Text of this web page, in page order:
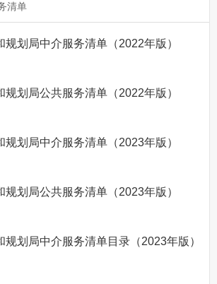
清单
规划局中介服务清单（2022年版）
规划局公共服务清单（2022年版）
规划局中介服务清单（2023年版）
规划局公共服务清单（2023年版）
规划局中介服务清单目录（2023年版）